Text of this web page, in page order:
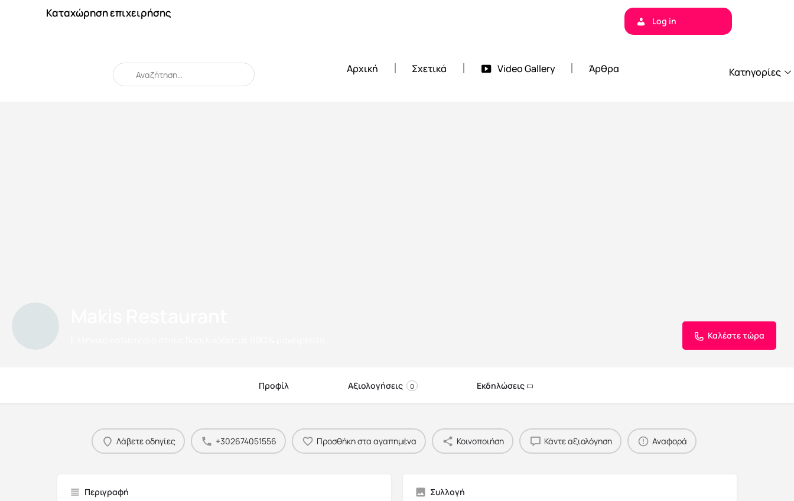
Καταχώρηση επιχειρήσης
Log in
When autocomplete results are available use up and down arrows to review and enter to go to the desired page. Touch device users, explore by touch or with swipe gestures.
Αρχική Σχετικά Video Gallery Άρθρα Κατηγορίες
Καλέστε τώρα
Προφίλ Αξιολογήσεις 0 Εκδηλώσεις
Λάβετε οδηγίες +302674051556 Προσθήκη στα αγαπημένα Κοινοποιήση Κάντε αξιολόγηση Αναφορά
Περιγραφή
Συλλογή